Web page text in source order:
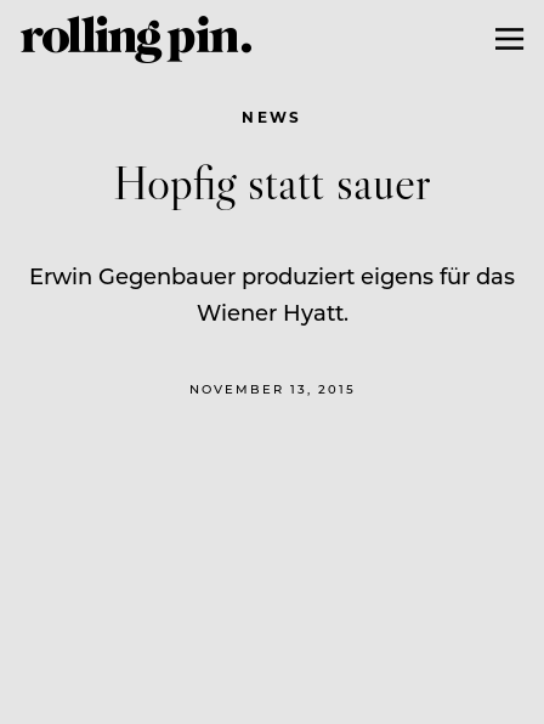
NEWS
Hopfig statt sauer
Erwin Gegenbauer produziert eigens für das
Wiener Hyatt.
NOVEMBER 13, 2015